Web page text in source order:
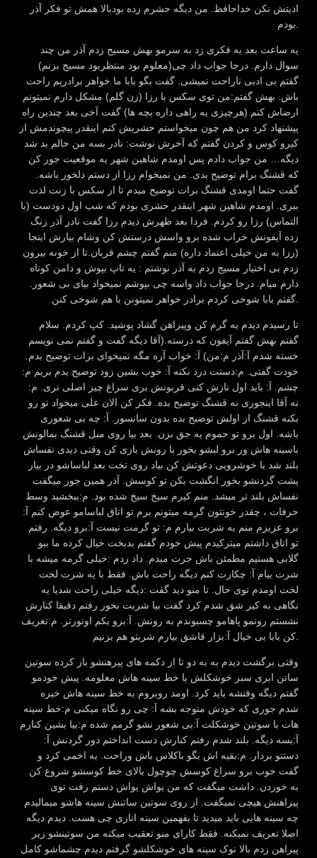
اذیتش نکن خداحافظ. من دیگه حشرم زده بودبالا همش تو فکر آذر
بودم.
یه ساعت بعد یه فکری زد به سرمو بهش مسیج زدم آذر من چند
سوال دارم. درجا جواب داد چی(معلوم بود منتظربود مسیج بزنم)
گفتم بی ادبی ناراحت نمیشی. گفت بگو بابا ما خواهر برادریم راحت
باش. بهش گفتم:من توی سکس با رزا (زن گلم) مشکل دارم نمیتونم
ارضاش کنم (هرچیزی یه راهی داره بچه ها) گفت آخی بعد چندین راه
پیشنهاد کرد من هم چون میخواستم حشریش کنم اینقدر پیچوندمش از
کیرو کوس و کردن گفتم که آخرش نوشت: نادر بسه من حالم بد شد
دیگه… من جواب دادم پس اومدم شاهین شهر یه موقعیت جور کن
که قشنگ برام توضیح بدی. من نمیخوام رزا از دستم دلخور باشه.
گفت حتما اومدی قشنگ برات توضیح میدم تا از سکس با زنت لذت
ببری. اومدم شاهین شهر اینقدر حشری بودم که شب اول دودست (با
التماس) رزا رو کردم. فردا بعد ظهرش دیدم رزا گفت نادر آذر زنگ
زده آیفونش خراب شده برو واسش درستش کن وشام بیارش اینجا
(رزا به من خیلی اعتماد داره) منم گفتم چشم قربان.تا از خونه بیرون
زدم بی اختیار مسیج زدم به آذر نوشتم : یه تاپ بپوش و دامن کوتاه
دارم میام. درجا جواب داد واسه چی بپوشم نمیخواد بیای بی شعور.
گفتم بابا شوخی کردم برادر خواهر نمیتونن با هم شوخی کنن.
تا رسیدم دیدم یه گرم کن وپیراهن گشاد پوشید. کپ کردم. سلام
گفتم بهش گفتم آیفون که درسته.(آقا دیگه گفت و گفتم نمی نویسم
خسته شدم آ:آذر م:من) آ: خواب آره مگه نمیخوای برات توضیح بدم.
خودت گفتی. م:دستت درد نکنه آ: خوب بشین زود توضیح بدم بریم م:
چشم. آ: باید اول نازش کنی قربونش بری سراغ چیز اصلی نری. م:
نه آقا اینجوری نه قشنگ توضیح بده. فکر کن الان علی میخواد تو رو
بکنه قشنگ از اولش توضیح بده بدون سانسور. آ: چه بی شعوری
باشه. اول برو تو حموم یه جق بزن. بعد بیا روی مبل قشنگ بمالونش
باسینه هاش ور برو لبشو بخور با رونش بازی کن وقتی دیدی نفساش
بلند شد با خوشرویی دعوتش کن بیاد روی تخت بعد لباساشو در بیار
پشت گردنشو بخور انگشت بکن تو کوسش. آذر همین جور میگفت
نفساش بلند تر میشد. منم کیرم سیخ سیخ شده بود. م:ببخشید وسط
حرفات ، چقدر خونتون گرمه میتونم برم تو اتاق لباسامو عوض کنم آ:
برو عزیزم منم یه شربت بیارم م: تو گرمت نیست آ:برو دیگه. رفتم
تو اتاق داشتم میترکیدم پیش خودم گفتم بدبخت خیال کرده ما ببو
گلابی هستیم مطمئن باش جرت میدم. داد زدم :خیلی گرمه میشه با
شرت بیام آ: چکارت کنم دیگه راحت باش. فقط با یه شرت لخت
لخت اومدم توی حال. تا منو دید گفت :دیگه خیلی راحت شدیا یه
نگاهی به کیر شق شدم کرد گفت بیا شربت بخور رفتم دقیقا کنارش
نشستم رونمو پاهامو چسبوندم به رونش. آ:برو یکم اونورتر. م:تعریف
کن بابا بی خیال آ:بزار قاشق بیارم شربتو هم بزنیم.
وقتی برگشت دیدم به به دو تا از دکمه های پیرهنشو باز کرده سوتین
ساتن ابری سبز خوشکلش با خط سینه هاش معلومه. پیش خودمو
گفتم دیگه وقتشه باید کرد. اومد روبروم به خط سینه هاش خیره
شدم جوری که خودش متوجه بشه آ: چی رو نگاه میکنی م:خط سینه
هات با سوتین خوشکلت آ:بی شعور نشو گرمم شده م:بیا بشین کنارم
آ:بسه دیگه. بلند شدم رفتم کنارش دست انداختم دور گردنش آ:
دستتو بردار. م:بقیه اش بگو باکلاس باش وراحت. یه اخمی کرد و
گفت خوب برو سراغ کوسش چوچول بالای خط کوسشو شروع کن
به خوردن. داشت میگفت که من یواش یواش دستم رفت توی
پیراهنش هیچی نمیگفت. از روی سوتین ساتنش سینه هاشو میمالیدم
چه سینه هایی باید میدید تا بفهمین سینه اناری چی هست. دیدم دیگه
اصلا تعریف نمیکنه. فقط کارای منو تعقیب میکنه من سوتینشو زیر
پیراهن زدم بالا نوک سینه های خوشکلشو گرفتم دیدم چشماشو کامل